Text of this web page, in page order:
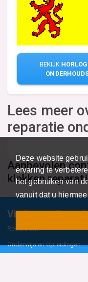
Deze website
ervaring te
het gebruiken van
vanuit dat u
BEKIJK
Lees meer
reparatie
Aanbevolen
klokken
Vind specalisten
Restaurant
Onderwijs en Opleidingen